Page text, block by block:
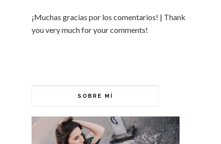
¡Muchas gracias por los comentarios! | Thank
you very much for your comments!
SOBRE MÍ